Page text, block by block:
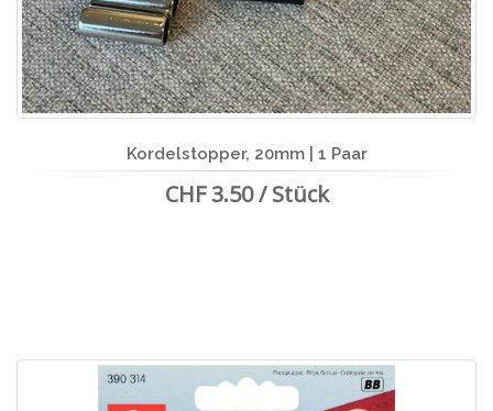
Kordelstopper, 20mm | 1 Paar
CHF 3.50 / Stück